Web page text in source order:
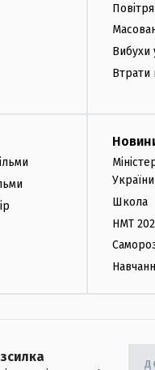
Вибухи
Втрати
України
Школа
НМТ